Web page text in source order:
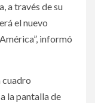
a través de su
el nuevo
informó
cuadro
la pantalla de